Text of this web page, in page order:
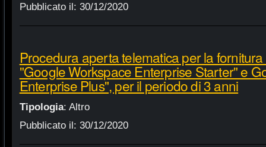
Pubblicato il: 30/12/2020
Procedura aperta telematica per la
"Google Workspace Enterprise Starter" e
Enterprise Plus", per il periodo di 3 anni
Tipologia: Altro
Pubblicato il: 30/12/2020